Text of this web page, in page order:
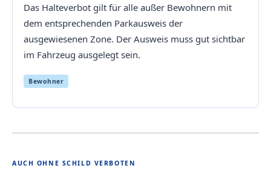
Das Halteverbot gilt für alle außer Bewohnern mit
dem entsprechenden Parkausweis der
ausgewiesenen Zone. Der Ausweis muss gut sichtbar
im Fahrzeug ausgelegt sein.
Bewohner
AUCH OHNE SCHILD VERBOTEN